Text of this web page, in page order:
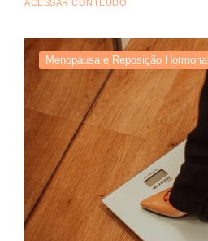
ACESSAR CONTEÚDO
Menopausa e Reposição Hormonal